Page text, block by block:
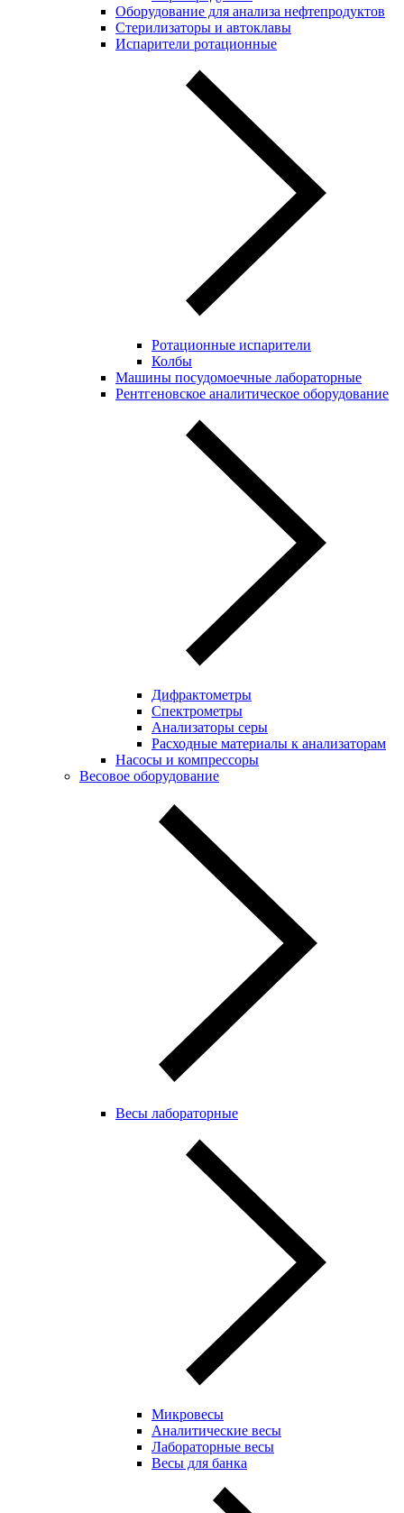
Оборудование для анализа нефтепродуктов
Стерилизаторы и автоклавы
Испарители ротационные
Ротационные испарители
Колбы
Машины посудомоечные лабораторные
Рентгеновское аналитическое оборудование
Дифрактометры
Спектрометры
Анализаторы серы
Расходные материалы к анализаторам
Насосы и компрессоры
Весовое оборудование
Весы лабораторные
Микровесы
Аналитические весы
Лабораторные весы
Весы для банка